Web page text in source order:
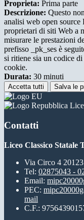
Proprieta: Prima parte
Descrizione: Questo
analisi web open
proprietari di siti Web a
misurare le prestazioni
prefisso _pk_ses è
si ritiene sia un codice
cookie.
Durata: 30 minuti
Accetta tutti Salva le
Contatti
Liceo Classico Statale
Via Circo 4
Tel: 02875043 -
Email:
PEC:
mail
C.F.: